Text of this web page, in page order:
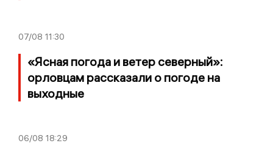
07/08 11:30
«Ясная погода и ветер северный»:
орловцам рассказали о погоде на
выходные
06/08 18:29